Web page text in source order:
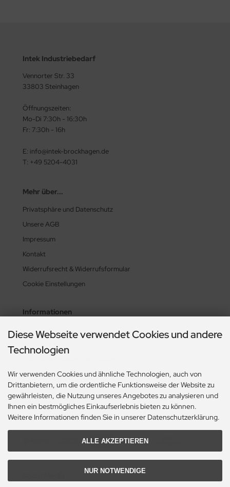
Intek Industriebedarf
Vennorter Str. 33
33803 Steinhagen
Öffnungszeiten:
Mo-Di 7:30h - 16:30h
Fr: 7:30h - 16h
E: info@intek-brockhagen.de
T: +49 5204-4031
Mehr über...
Privatsphäre und Datenschutz
Unsere AGB
Impressum
Kontakt
Widerrufsrecht & Widerrufsformular
Cookie Einstellungen
Informationen
Zahlung & Versand
Lieferzeit & Lieferbedingungen
Historie? Fehlanzeige!
Aktionsheft Sommer 2026
Zahlungsmethoden
Diese Webseite verwendet Cookies und andere
Technologien
Wir verwenden Cookies und ähnliche Technologien, auch von
Drittanbietern, um die ordentliche Funktionsweise der Website zu
gewährleisten, die Nutzung unseres Angebotes zu analysieren und
Ihnen ein bestmögliches Einkaufserlebnis bieten zu können.
Weitere Informationen finden Sie in unserer Datenschutzerklärung.
ALLE AKZEPTIEREN
NUR NOTWENDIGE